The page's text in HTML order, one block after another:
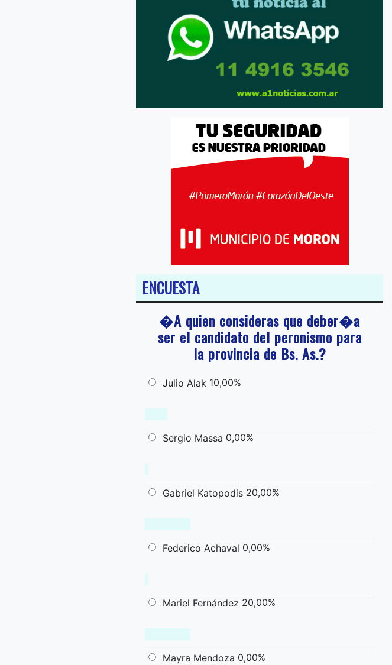
ENCUESTA
�A quien consideras que deber�a
ser el candidato del peronismo para
la provincia de Bs. As.?
Julio Alak 10,00%
Sergio Massa 0,00%
Gabriel Katopodis 20,00%
Federico Achaval 0,00%
Mariel Fernández 20,00%
Mayra Mendoza 0,00%